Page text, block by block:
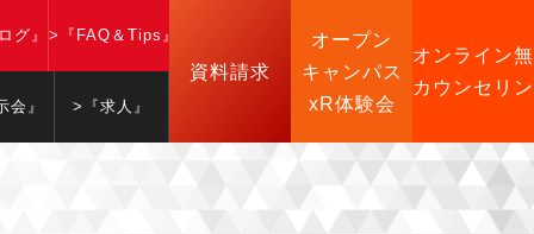
グ』 >『FAQ＆Tips』
会』 >『求人』
資料請求
オープン
キャンパス
xR体験会
オンライン
カウンセリ